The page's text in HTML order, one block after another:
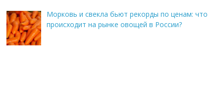
Морковь и свекла бьют рекорды по ценам: что
происходит на рынке овощей в России?